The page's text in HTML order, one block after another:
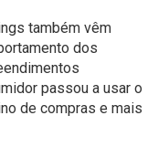
também vêm
dos
passou a usar o
de compras e mais